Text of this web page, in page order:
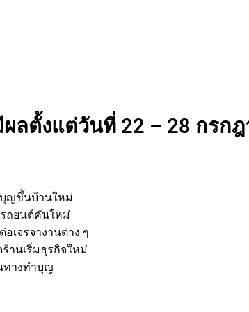
ลตั้งแต่วันที่ 22 – 28 กรกฎ
บุญขึ้นบ้านใหม่
ถยนต์คันใหม่
ต่อเจรจางานต่าง ๆ
ดร้านเริ่มธุรกิจใหม่
ทางทำบุญ